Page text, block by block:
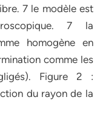
7 le modèle est
7 la
homogène en
comme les
Figure 2 :
du rayon de la